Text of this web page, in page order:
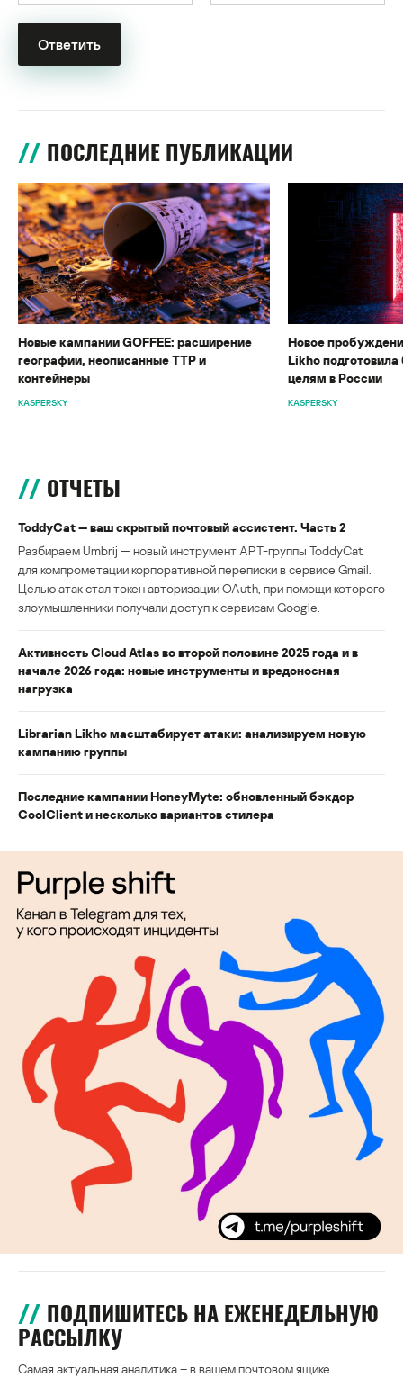
ПОСЛЕДНИЕ ПУБЛИКАЦИИ
Новые кампании GOFFEE: расширение
географии, неописанные TTP и
контейнеры
KASPERSKY
Новое
Likho
целям в России
KASPERSKY
ОТЧЕТЫ
ToddyCat — ваш скрытый почтовый ассистент. Часть 2
Разбираем Umbrij — новый инструмент APT-группы ToddyCat
для компрометации корпоративной переписки в сервисе Gmail.
Целью атак стал токен авторизации OAuth, при помощи которого
злоумышленники получали доступ к сервисам Google.
Активность Cloud Atlas во второй половине 2025 года и в
начале 2026 года: новые инструменты и вредоносная
нагрузка
Librarian Likho масштабирует атаки: анализируем новую
кампанию группы
Последние кампании HoneyMyte: обновленный бэкдор
CoolClient и несколько вариантов стилера
ПОДПИШИТЕСЬ НА ЕЖЕНЕДЕЛЬНУЮ
РАССЫЛКУ
Самая актуальная аналитика – в вашем почтовом ящике